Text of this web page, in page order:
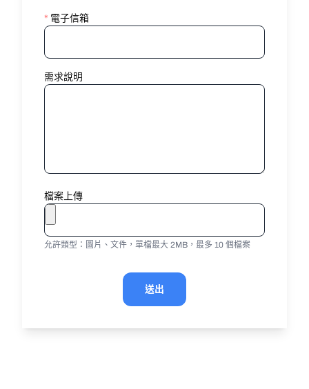
* 電子信箱
需求說明
檔案上傳
允許類型：圖片、文件，單檔最大 2MB，最多 10 個檔案
送出